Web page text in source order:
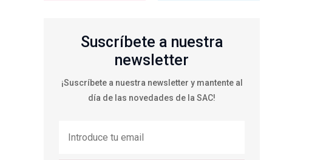
Suscríbete a nuestra
newsletter
¡Suscríbete a nuestra newsletter y mantente al
día de las novedades de la SAC!